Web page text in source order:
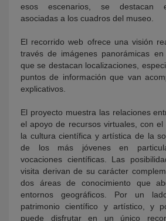
esos escenarios, se destacan
asociadas a los cuadros del museo.
El recorrido web ofrece una visión
través de imágenes panorámicas
que se destacan localizaciones,
puntos de información que van
explicativos.
El proyecto muestra las relaciones
el apoyo de recursos virtuales, con
la cultura científica y artística de la
de los más jóvenes en
vocaciones científicas. Las
visita derivan de su carácter
dos áreas de conocimiento que
entornos geográficos. Por un
patrimonio científico y artístico, y
puede disfrutar en un único